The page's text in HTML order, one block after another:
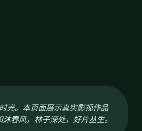
光。本页面展示真实影视作品
沐春风，林子深处，好片丛生。